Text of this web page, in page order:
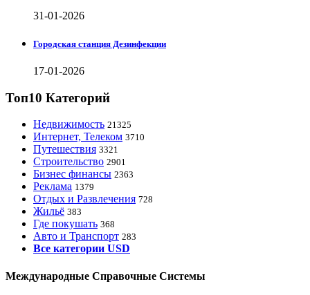
31-01-2026
Городская станция Дезинфекции
17-01-2026
Топ10 Категорий
Недвижимость 21325
Интернет, Телеком 3710
Путешествия 3321
Строительство 2901
Бизнес финансы 2363
Реклама 1379
Отдых и Развлечения 728
Жильё 383
Где покушать 368
Авто и Транспорт 283
Все категории USD
Международные Справочные Системы